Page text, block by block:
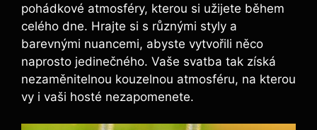
pohádkové ​atmosféry,‌ kterou ⁣si ⁣užijete během
celého dne. Hrajte si⁤ s různými styly a
barevnými nuancemi, abyste vytvořili něco
naprosto jedinečného. Vaše svatba tak získá
‌nezaměnitelnou kouzelnou atmosféru, na kterou
vy ⁣i vaši ⁢hosté nezapomenete.